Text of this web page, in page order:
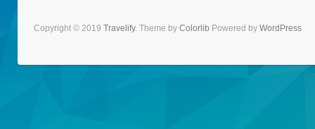
Copyright © 2019 Travelify. Theme by Colorlib Powered by WordPress